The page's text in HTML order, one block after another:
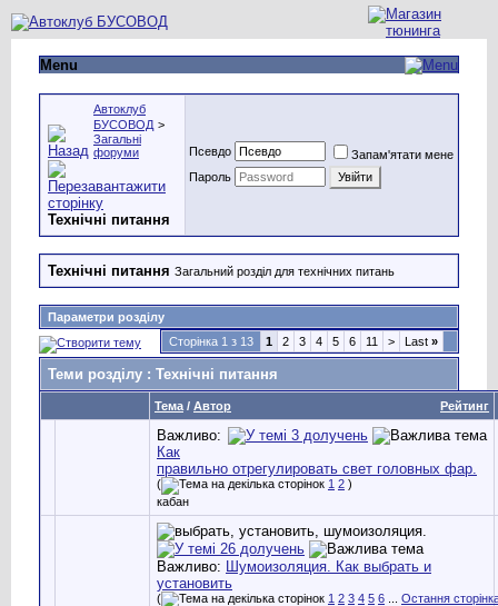
Menu
Автоклуб
БУСОВОД >
Загальні
форуми
Технічні питання
Псевдо
Запам'ятати мене
Пароль
Технічні питання Загальний розділ для технічних питань
Параметри розділу
Сторінка 1 з 13
1 2 3 4 5 6 11 > Last »
Теми розділу : Технічні питання
Рейтинг
Тема / Автор
Важливо:
Как
правильно отрегулировать свет головных фар.
( 1 2 )
кабан
Важливо: Шумоизоляция. Как выбрать и
установить
( 1 2 3 4 5 6
Остання